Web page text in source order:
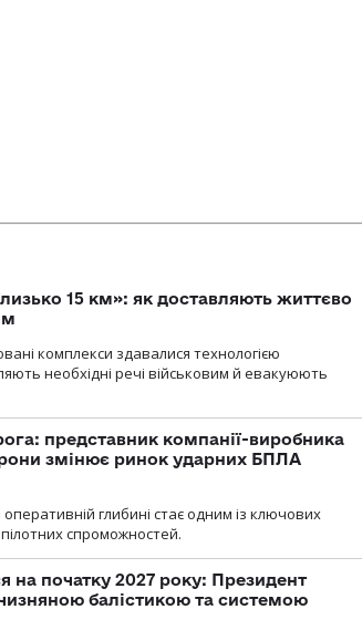
15 км»: як доставляють життєво
комплекси здавалися технологією
необхідні речі військовим й евакуюють
представник компанії-виробника
змінює ринок ударних БПЛА
глибині стає одним із ключових
спроможностей.
на початку 2027 року: Президент
балістикою та системою